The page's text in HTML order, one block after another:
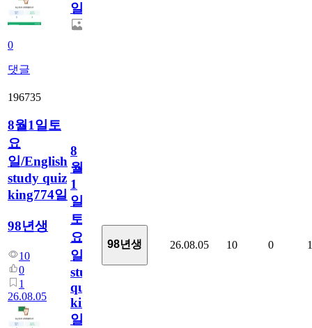
0
댓글
일
196735
8월1일토
요
일/English
study quiz
king774일
98년생
10
0
1
26.08.05
8
월
1
일
토
요
일/English
study
quiz
king774
일
98년생 26.08.05 10 0 1